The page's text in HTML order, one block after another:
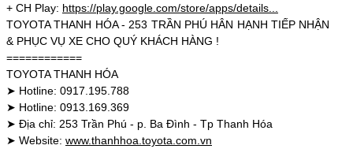
+ CH Play: https://play.google.com/store/apps/details...
TOYOTA THANH HÓA - 253 TRẦN PHÚ HÂN HẠNH TIẾP NHẬN
& PHỤC VỤ XE CHO QUÝ KHÁCH HÀNG !
============
TOYOTA THANH HÓA
➤ Hotline: 0917.195.788
➤ Hotline: 0913.169.369
➤ Địa chỉ: 253 Trần Phú - p. Ba Đình - Tp Thanh Hóa
➤ Website: www.thanhhoa.toyota.com.vn